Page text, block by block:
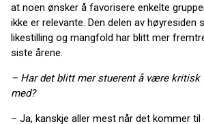
at noen ønsker å favorisere enkelte
ikke er relevante. Den delen av høyresiden
likestilling og mangfold har blitt mer
siste årene.
– Har det blitt mer stuerent å være kritisk
med?
– Ja, kanskje aller mest når det kommer